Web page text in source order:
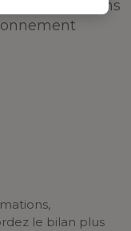
étape — sans
le bilan plus